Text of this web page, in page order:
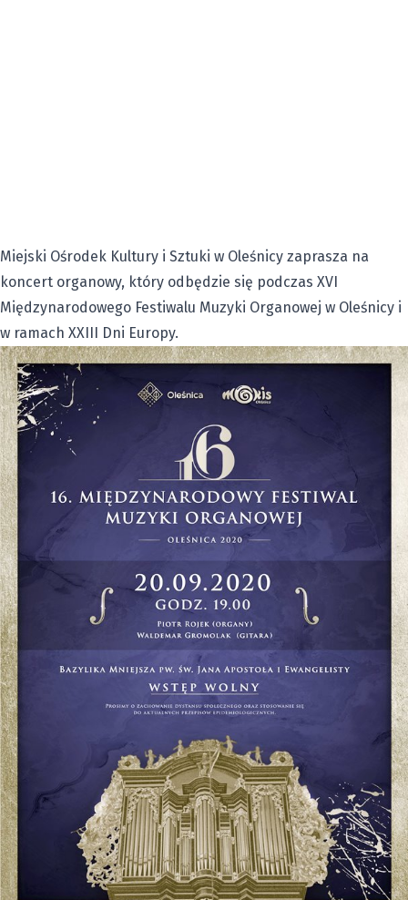
Miejski Ośrodek Kultury i Sztuki w Oleśnicy zaprasza na
koncert organowy, który odbędzie się podczas XVI
Międzynarodowego Festiwalu Muzyki Organowej w Oleśnicy i
w ramach XXIII Dni Europy.